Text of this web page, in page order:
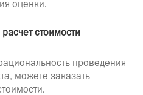
оценки.
стоимости
проведения
можете заказать